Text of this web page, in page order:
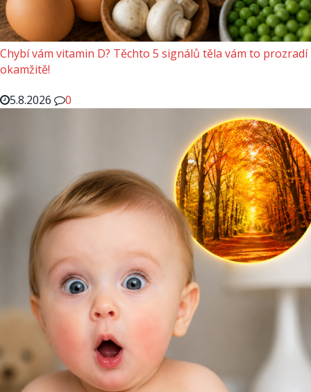
Chybí vám vitamin D? Těchto 5 signálů těla vám to prozradí
okamžitě!
5.8.2026
0